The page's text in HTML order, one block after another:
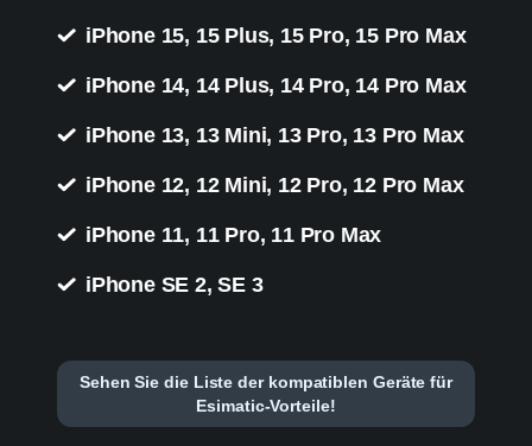
iPhone 15, 15 Plus, 15 Pro, 15 Pro Max
iPhone 14, 14 Plus, 14 Pro, 14 Pro Max
iPhone 13, 13 Mini, 13 Pro, 13 Pro Max
iPhone 12, 12 Mini, 12 Pro, 12 Pro Max
iPhone 11, 11 Pro, 11 Pro Max
iPhone SE 2, SE 3
Sehen Sie die Liste der kompatiblen Geräte für
Esimatic-Vorteile!